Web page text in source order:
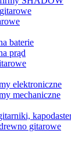
baterie
prąd
elektroniczne
mechaniczne
gitarowe